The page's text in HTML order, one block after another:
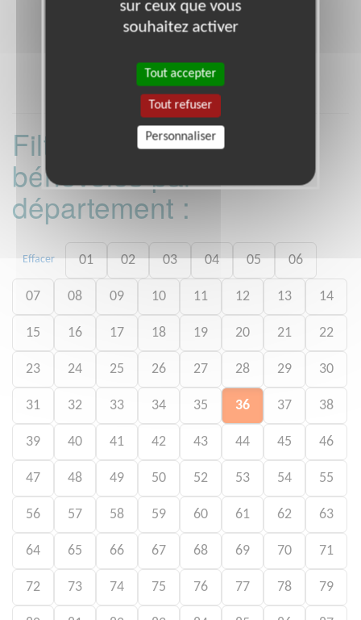
Filtrer les missions
bénévoles par
département :
Effacer 01 02 03 04 05 06
07 08 09 10 11 12 13 14
15 16 17 18 19 20 21 22
23 24 25 26 27 28 29 30
31 32 33 34 35 36 37 38
39 40 41 42 43 44 45 46
47 48 49 50 52 53 54 55
56 57 58 59 60 61 62 63
64 65 66 67 68 69 70 71
72 73 74 75 76 77 78 79
sur ceux que vous
souhaitez activer
Tout accepter
Tout refuser
Personnaliser